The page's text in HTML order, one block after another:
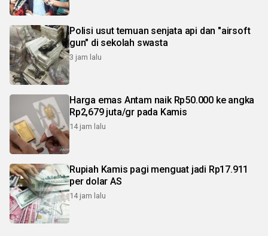
Polisi usut temuan senjata api dan "airsoft
gun" di sekolah swasta
3 jam lalu
Harga emas Antam naik Rp50.000 ke angka
Rp2,679 juta/gr pada Kamis
14 jam lalu
Rupiah Kamis pagi menguat jadi Rp17.911
per dolar AS
14 jam lalu